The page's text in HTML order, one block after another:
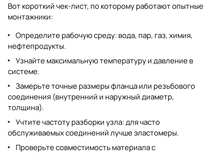
Вот короткий чек-лист, по которому работают опытные
монтажники:
Определите рабочую среду: вода, пар, газ, химия,
нефтепродукты.
Узнайте максимальную температуру и давление в
системе.
Замерьте точные размеры фланца или резьбового
соединения (внутренний и наружный диаметр,
толщина).
Учтите частоту разборки узла: для часто
обслуживаемых соединений лучше эластомеры.
Проверьте совместимость материала с